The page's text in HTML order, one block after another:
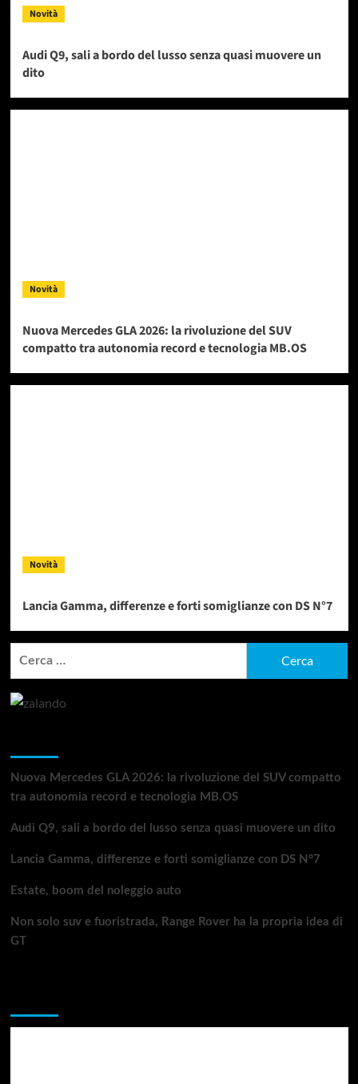
Novità
Audi Q9, sali a bordo del lusso senza quasi muovere un
dito
Novità
Nuova Mercedes GLA 2026: la rivoluzione del SUV
compatto tra autonomia record e tecnologia MB.OS
Novità
Lancia Gamma, differenze e forti somiglianze con DS N°7
Nuova Mercedes GLA 2026: la rivoluzione del SUV compatto
tra autonomia record e tecnologia MB.OS
Audi Q9, sali a bordo del lusso senza quasi muovere un dito
Lancia Gamma, differenze e forti somiglianze con DS N°7
Estate, boom del noleggio auto
Non solo suv e fuoristrada, Range Rover ha la propria idea di
GT